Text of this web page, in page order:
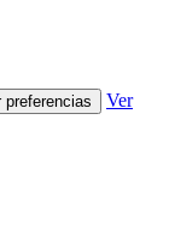
preferencias
Ver